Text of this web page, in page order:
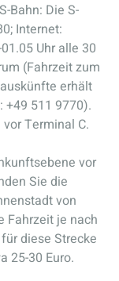
Bahn: Die S-
Internet:
Uhr alle 30
(Fahrzeit zum
erhält
+49 511 9770).
Terminal C.
vor
Sie die
von
Fahrzeit je nach
diese Strecke
25-30 Euro.